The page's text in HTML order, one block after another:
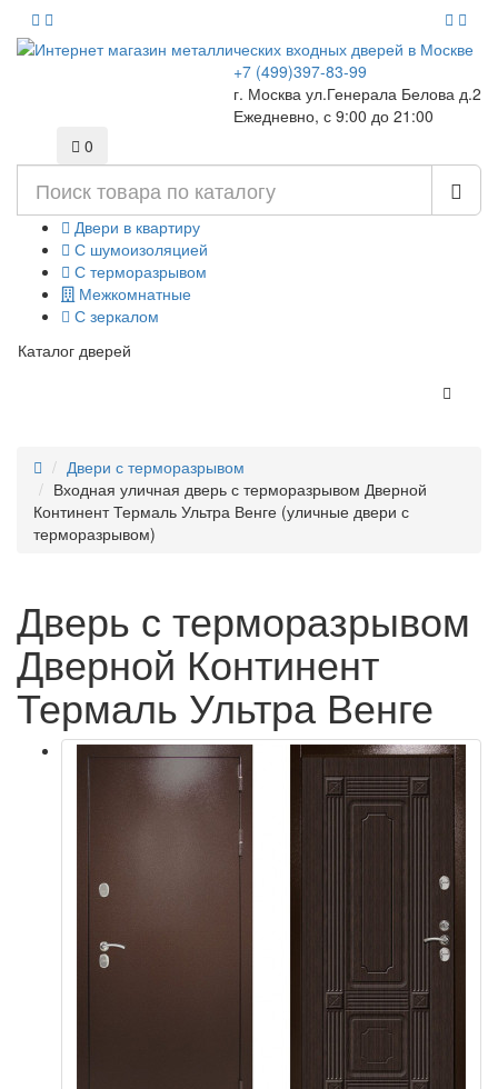
+7 (499)397-83-99
г. Москва ул.Генерала Белова д.2
Ежедневно, с 9:00 до 21:00
0
Двери в квартиру
С шумоизоляцией
С терморазрывом
Межкомнатные
С зеркалом
Каталог дверей
Двери с терморазрывом
Входная уличная дверь с терморазрывом Дверной
Континент Термаль Ультра Венге (уличные двери с
терморазрывом)
Дверь с терморазрывом
Дверной Континент
Термаль Ультра Венге